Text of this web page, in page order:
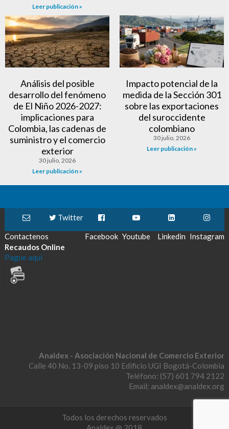
Leer publicación »
Análisis del posible
desarrollo del fenómeno
de El Niño 2026-2027:
implicaciones para
Colombia, las cadenas de
suministro y el comercio
exterior
30 julio, 2026
Leer publicación »
Impacto potencial de la
medida de la Sección 301
sobre las exportaciones
del suroccidente
colombiano
30 julio, 2026
Leer publicación »
Contactenos
Twitter
Facebook Youtube Linkedin Instagram
Recaudos Online
Pague aquí
Analdex - Asociación Nacional de Comercio Exterior
Calle 40 No. 13-09 piso 10 Edificio UGI Bogotá-Colombia
Teléfono: (57) 601 794 2122
Email: analdex@analdex.org
Todos los derechos reservados